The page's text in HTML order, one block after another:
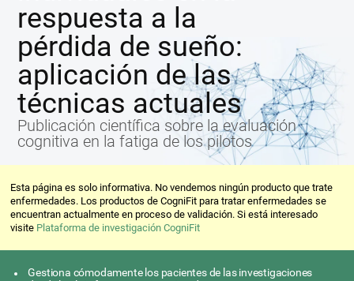
respuesta a la
pérdida de sueño:
aplicación de las
técnicas actuales
Publicación científica sobre la evaluación
cognitiva en la fatiga de los pilotos
Esta página es solo informativa. No vendemos ningún producto que trate
enfermedades. Los productos de CogniFit para tratar enfermedades se
encuentran actualmente en proceso de validación. Si está interesado
visite Plataforma de investigación CogniFit
Gestiona cómodamente los pacientes de las investigaciones